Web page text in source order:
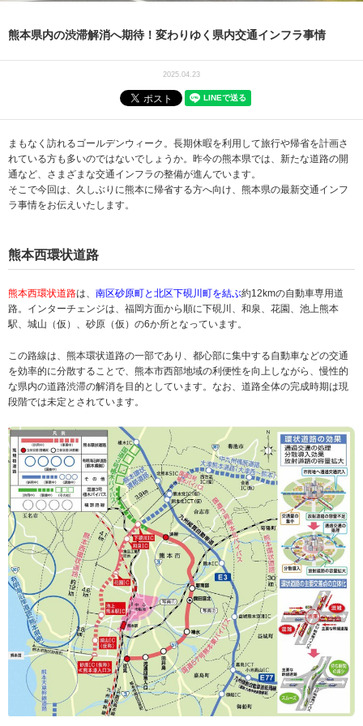
熊本県内の渋滞解消へ期待！変わりゆく県内交通インフラ事情
2025.04.23
まもなく訪れるゴールデンウィーク。長期休暇を利用して旅行や帰省を計画さ
れている方も多いのではないでしょうか。昨今の熊本県では、新たな道路の開
通など、さまざまな交通インフラの整備が進んでいます。
そこで今回は、久しぶりに熊本に帰省する方へ向け、熊本県の最新交通インフ
ラ事情をお伝えいたします。
熊本西環状道路
熊本西環状道路は、 南区砂原町と北区下硯川町を結ぶ約12kmの自動車専用道
路。インターチェンジは、福岡方面から順に下硯川、和泉、花園、池上熊本
駅、城山（仮）、砂原（仮）の6か所となっています。
この路線は、熊本環状道路の一部であり、都心部に集中する自動車などの交通
を効率的に分散することで、熊本市西部地域の利便性を向上しながら、慢性的
な県内の道路渋滞の解消を目的としています。なお、道路全体の完成時期は現
段階では未定とされています。